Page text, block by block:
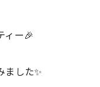
ィー🎉
ました✨